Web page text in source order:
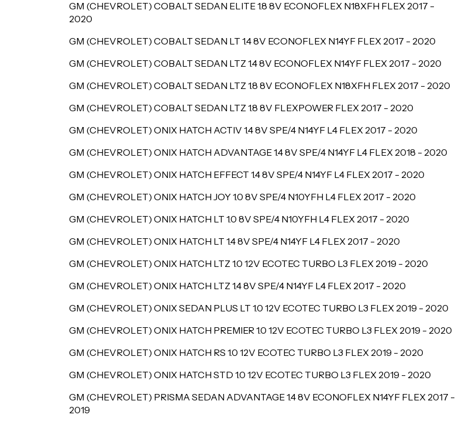
GM (CHEVROLET) COBALT SEDAN ELITE 1.8 8V ECONOFLEX N18XFH FLEX 2017 -
2020
GM (CHEVROLET) COBALT SEDAN LT 1.4 8V ECONOFLEX N14YF FLEX 2017 - 2020
GM (CHEVROLET) COBALT SEDAN LTZ 1.4 8V ECONOFLEX N14YF FLEX 2017 - 2020
GM (CHEVROLET) COBALT SEDAN LTZ 1.8 8V ECONOFLEX N18XFH FLEX 2017 - 2020
GM (CHEVROLET) COBALT SEDAN LTZ 1.8 8V FLEXPOWER FLEX 2017 - 2020
GM (CHEVROLET) ONIX HATCH ACTIV 1.4 8V SPE/4 N14YF L4 FLEX 2017 - 2020
GM (CHEVROLET) ONIX HATCH ADVANTAGE 1.4 8V SPE/4 N14YF L4 FLEX 2018 - 2020
GM (CHEVROLET) ONIX HATCH EFFECT 1.4 8V SPE/4 N14YF L4 FLEX 2017 - 2020
GM (CHEVROLET) ONIX HATCH JOY 1.0 8V SPE/4 N10YFH L4 FLEX 2017 - 2020
GM (CHEVROLET) ONIX HATCH LT 1.0 8V SPE/4 N10YFH L4 FLEX 2017 - 2020
GM (CHEVROLET) ONIX HATCH LT 1.4 8V SPE/4 N14YF L4 FLEX 2017 - 2020
GM (CHEVROLET) ONIX HATCH LTZ 1.0 12V ECOTEC TURBO L3 FLEX 2019 - 2020
GM (CHEVROLET) ONIX HATCH LTZ 1.4 8V SPE/4 N14YF L4 FLEX 2017 - 2020
GM (CHEVROLET) ONIX SEDAN PLUS LT 1.0 12V ECOTEC TURBO L3 FLEX 2019 - 2020
GM (CHEVROLET) ONIX HATCH PREMIER 1.0 12V ECOTEC TURBO L3 FLEX 2019 - 2020
GM (CHEVROLET) ONIX HATCH RS 1.0 12V ECOTEC TURBO L3 FLEX 2019 - 2020
GM (CHEVROLET) ONIX HATCH STD 1.0 12V ECOTEC TURBO L3 FLEX 2019 - 2020
GM (CHEVROLET) PRISMA SEDAN ADVANTAGE 1.4 8V ECONOFLEX N14YF FLEX 2017 -
2019